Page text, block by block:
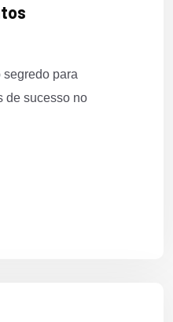
segredo para
de sucesso no